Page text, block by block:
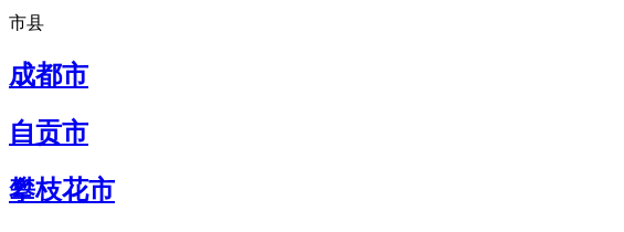
市县
成都市
自贡市
攀枝花市